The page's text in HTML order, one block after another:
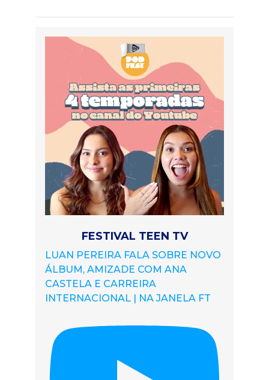
FESTIVAL TEEN TV
LUAN PEREIRA FALA SOBRE NOVO
ÁLBUM, AMIZADE COM ANA
CASTELA E CARREIRA
INTERNACIONAL | NA JANELA FT